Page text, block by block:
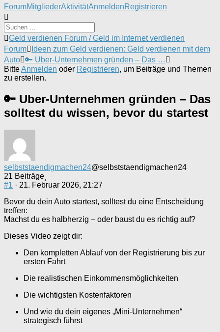
Forum-
Navigation
ForumMitgliederAktivitätAnmeldenRegistrieren
Forum-
Breadcrumbs
-
Du
bist
hier:
Geld verdienen Forum / Geld im Internet verdienen
Forum
Ideen zum Geld verdienen: Geld verdienen mit dem
Auto 🔑 Uber-Unternehmen gründen – Das …
BitteAnmelden oder Registrieren, um Beiträge und Themen
zu erstellen.
🔑 Uber-Unternehmen gründen – Das
solltest du wissen, bevor du startest
selbststaendigmachen24@selbststaendigmachen24
21 Beiträge
#1 · 21. Februar 2026, 21:27
Bevor du dein Auto startest, solltest du eine Entscheidung
treffen:
Machst du es halbherzig – oder baust du es richtig auf?
Dieses Video zeigt dir:
Den kompletten Ablauf von der Registrierung bis zur
ersten Fahrt
Die realistischen Einkommensmöglichkeiten
Die wichtigsten Kostenfaktoren
Und wie du dein eigenes „Mini-Unternehmen“
strategisch führst